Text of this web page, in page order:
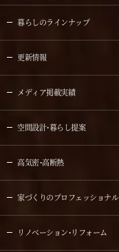
暮らしのラインナップ
更新情報
メディア掲載実績
空間設計・暮らし提案
高気密・高断熱
家づくりのプロフェッショナル
リノベーション・リフォーム